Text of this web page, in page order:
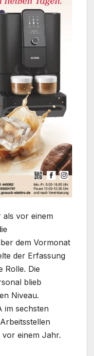
als vor einem
dem Vormonat
der Erfassung
Rolle. Die
blieb
Niveau.
im sechsten
vor einem Jahr.